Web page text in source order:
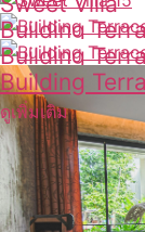
ดูเพิ่มเติม
ดูเพิ่มเติม
Building
ดูเพิ่มเติม
Building
ดูเพิ่มเติม
Building
ดูเพิ่มเติม